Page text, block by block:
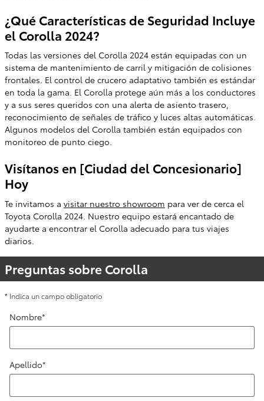
¿Qué Características de Seguridad Incluye
el Corolla 2024?
Todas las versiones del Corolla 2024 están equipadas con un
sistema de mantenimiento de carril y mitigación de colisiones
frontales. El control de crucero adaptativo también es estándar
en toda la gama. El Corolla protege aún más a los conductores
y a sus seres queridos con una alerta de asiento trasero,
reconocimiento de señales de tráfico y luces altas automáticas.
Algunos modelos del Corolla también están equipados con
monitoreo de punto ciego.
Visítanos en [Ciudad del Concesionario]
Hoy
Te invitamos a visitar nuestro showroom para ver de cerca el
Toyota Corolla 2024. Nuestro equipo estará encantado de
ayudarte a encontrar el Corolla adecuado para tus viajes
diarios.
Preguntas sobre Corolla
* Indica un campo obligatorio
Nombre*
Apellido*